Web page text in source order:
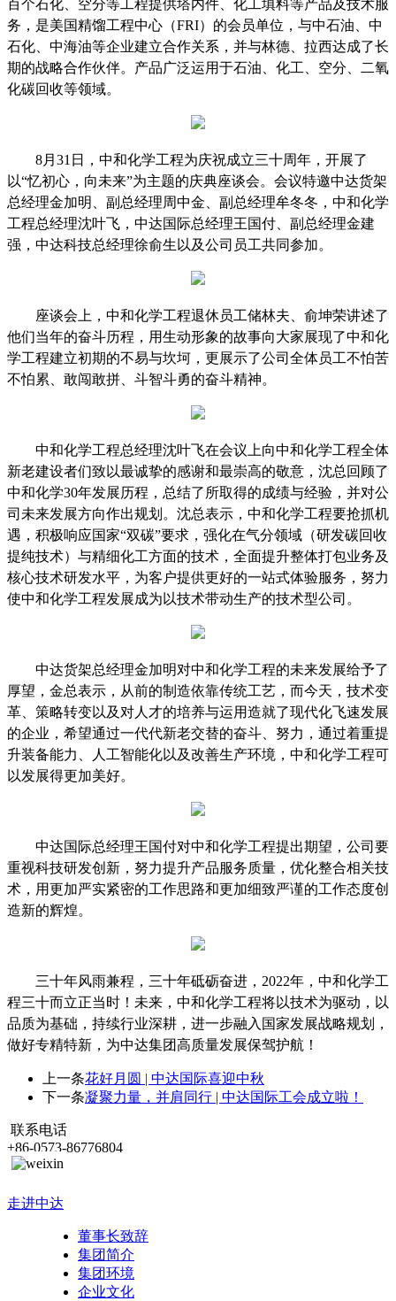
百个石化、空分等工程提供塔内件、化工填料等产品及技术服
务，是美国精馏工程中心（FRI）的会员单位，与中石油、中
石化、中海油等企业建立合作关系，并与林德、拉西达成了长
期的战略合作伙伴。产品广泛运用于石油、化工、空分、二氧
化碳回收等领域。
8月31日，中和化学工程为庆祝成立三十周年，开展了
以“忆初心，向未来”为主题的庆典座谈会。会议特邀中达货架
总经理金加明、副总经理周中金、副总经理牟冬冬，中和化学
工程总经理沈叶飞，中达国际总经理王国付、副总经理金建
强，中达科技总经理徐俞生以及公司员工共同参加。
座谈会上，中和化学工程退休员工储林夫、俞坤荣讲述了
他们当年的奋斗历程，用生动形象的故事向大家展现了中和化
学工程建立初期的不易与坎坷，更展示了公司全体员工不怕苦
不怕累、敢闯敢拼、斗智斗勇的奋斗精神。
中和化学工程总经理沈叶飞在会议上向中和化学工程全体
新老建设者们致以最诚挚的感谢和最崇高的敬意，沈总回顾了
中和化学30年发展历程，总结了所取得的成绩与经验，并对公
司未来发展方向作出规划。沈总表示，中和化学工程要抢抓机
遇，积极响应国家“双碳”要求，强化在气分领域（研发碳回收
提纯技术）与精细化工方面的技术，全面提升整体打包业务及
核心技术研发水平，为客户提供更好的一站式体验服务，努力
使中和化学工程发展成为以技术带动生产的技术型公司。
中达货架总经理金加明对中和化学工程的未来发展给予了
厚望，金总表示，从前的制造依靠传统工艺，而今天，技术变
革、策略转变以及对人才的培养与运用造就了现代化飞速发展
的企业，希望通过一代代新老交替的奋斗、努力，通过着重提
升装备能力、人工智能化以及改善生产环境，中和化学工程可
以发展得更加美好。
中达国际总经理王国付对中和化学工程提出期望，公司要
重视科技研发创新，努力提升产品服务质量，优化整合相关技
术，用更加严实紧密的工作思路和更加细致严谨的工作态度创
造新的辉煌。
三十年风雨兼程，三十年砥砺奋进， 2022年，中和化学工
程三十而立正当时！未来，中和化学工程将以技术为驱动，以
品质为基础，持续行业深耕，进一步融入国家发展战略规划，
做好专精特新，为中达集团高质量发展保驾护航！
上一条花好月圆 | 中达国际喜迎中秋
下一条凝聚力量，并肩同行 | 中达国际工会成立啦！
联系电话
+86-0573-86776804
走进中达
董事长致辞
集团简介
集团环境
企业文化